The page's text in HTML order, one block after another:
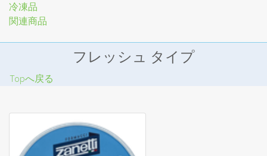
冷凍品
関連商品
フレッシュ タイプ
Topへ戻る